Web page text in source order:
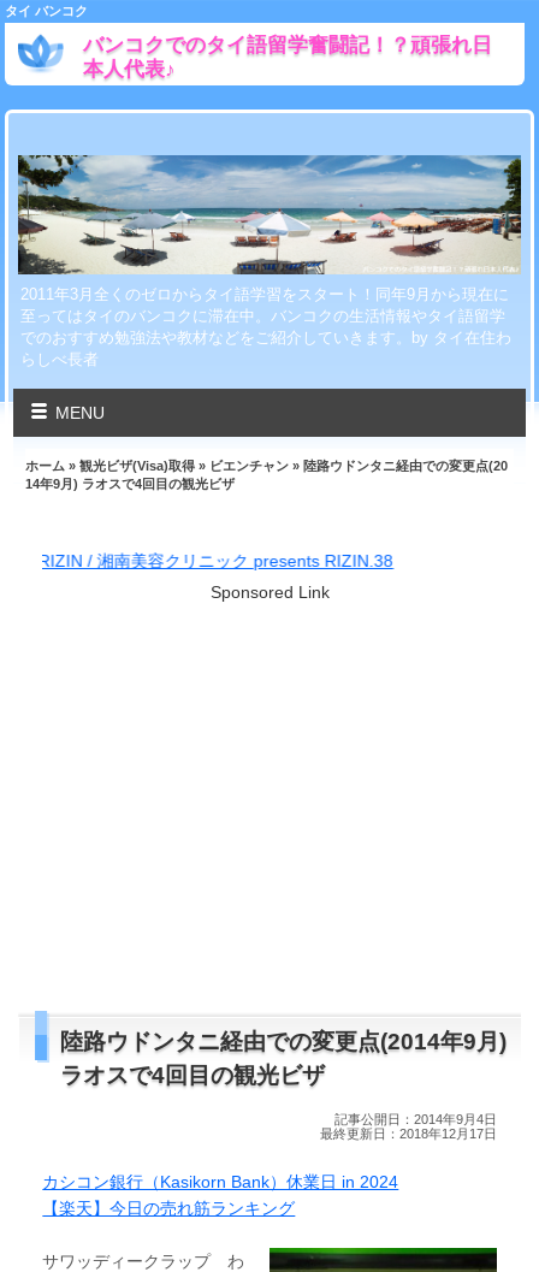
タイ バンコク
バンコクでのタイ語留学奮闘記！？頑張れ日
本人代表♪
2011年3月全くのゼロからタイ語学習をスタート！同年9月から現在に
至ってはタイのバンコクに滞在中。バンコクの生活情報やタイ語留学
でのおすすめ勉強法や教材などをご紹介していきます。by タイ在住わ
らしべ長者
MENU
ホーム »観光ビザ(Visa)取得 » ビエンチャン » 陸路ウドンタニ経由での変更点(20
14年9月) ラオスで4回目の観光ビザ
リニック presents RIZIN.38
Sponsored Link
陸路ウドンタニ経由での変更点(2014年9月)
ラオスで4回目の観光ビザ
記事公開日：2014年9月4日
最終更新日：2018年12月17日
カシコン銀行（Kasikorn Bank）休業日 in 2024
【楽天】今日の売れ筋ランキング
サワッディークラップ わ